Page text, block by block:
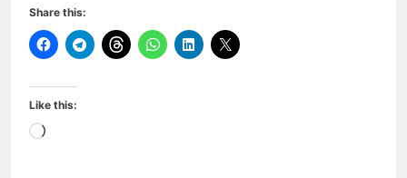
Share this:
Like this:
Loading…